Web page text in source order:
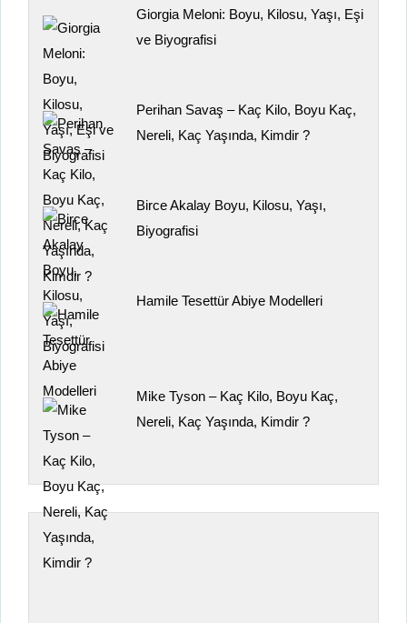
Giorgia Meloni: Boyu, Kilosu, Yaşı, Eşi
ve Biyografisi
Perihan Savaş – Kaç Kilo, Boyu Kaç,
Nereli, Kaç Yaşında, Kimdir ?
Birce Akalay Boyu, Kilosu, Yaşı,
Biyografisi
Hamile Tesettür Abiye Modelleri
Mike Tyson – Kaç Kilo, Boyu Kaç,
Nereli, Kaç Yaşında, Kimdir ?